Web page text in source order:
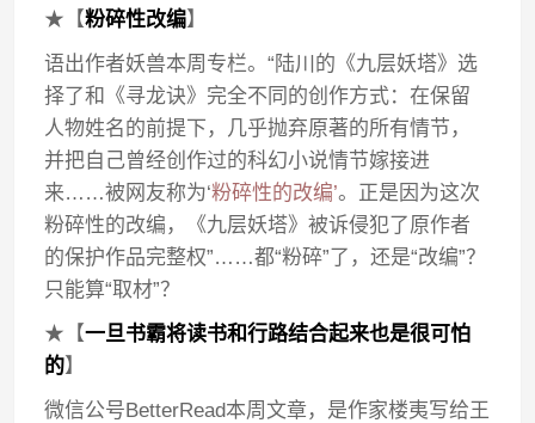
★【粉碎性改编】
语出作者妖兽本周专栏。“陆川的《九层妖塔》选
择了和《寻龙诀》完全不同的创作方式：在保留
人物姓名的前提下，几乎抛弃原著的所有情节，
并把自己曾经创作过的科幻小说情节嫁接进
来……被网友称为‘粉碎性的改编’。正是因为这次
粉碎性的改编，《九层妖塔》被诉侵犯了原作者
的保护作品完整权”……都“粉碎”了，还是“改编”？
只能算“取材”？
★【一旦书霸将读书和行路结合起来也是很可怕
的】
微信公号BetterRead本周文章，是作家楼夷写给王